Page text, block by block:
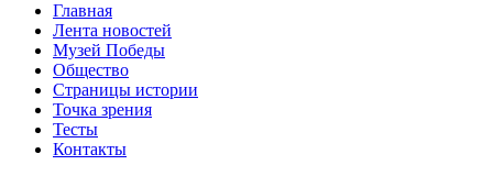
Главная
Лента новостей
Музей Победы
Общество
Страницы истории
Точка зрения
Тесты
Контакты